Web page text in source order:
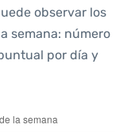
observar los
semana: número
por día y